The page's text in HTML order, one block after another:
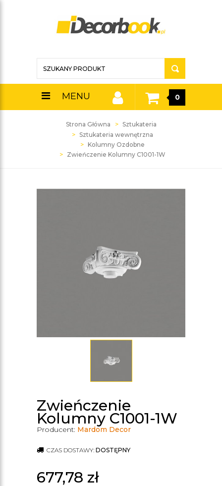
MENU 0
Strona Główna
Sztukateria
Sztukateria wewnętrzna
Kolumny Ozdobne
Zwieńczenie Kolumny C1001-1W
Zwieńczenie
Kolumny C1001-1W
Producent: Mardom Decor
CZAS DOSTAWY: DOSTĘPNY
677,78 zł